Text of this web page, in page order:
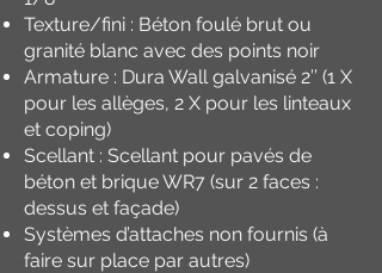
Texture/fini : Béton foulé brut ou
granité blanc avec des points noir
Armature : Dura Wall galvanisé 2’’ (1 X
pour les allèges, 2 X pour les linteaux
et coping)
Scellant : Scellant pour pavés de
béton et brique WR7 (sur 2 faces :
dessus et façade)
Systèmes d’attaches non fournis (à
faire sur place par autres)